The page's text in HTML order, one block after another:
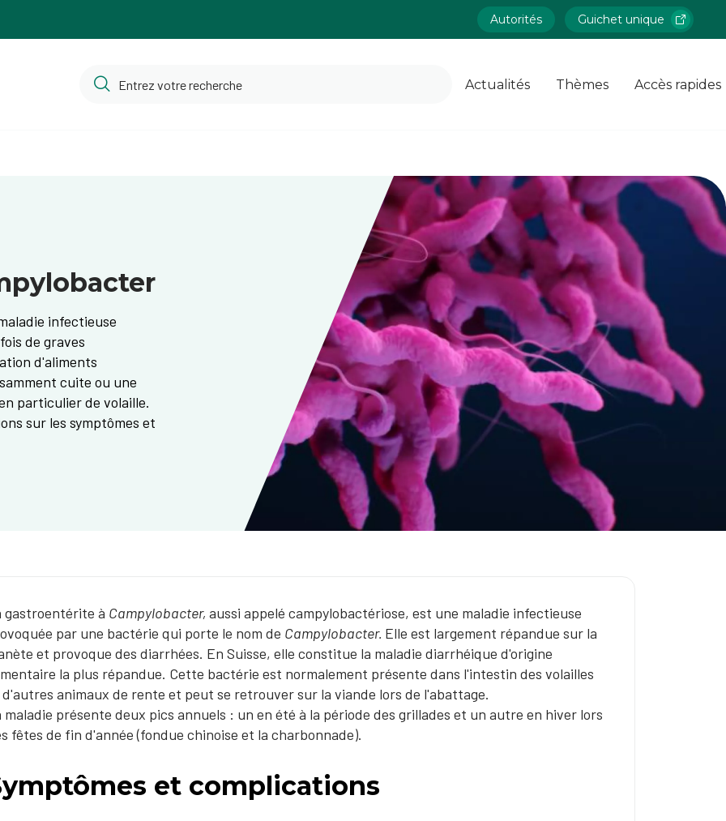
Autorités Guichet unique
Actualités Thèmes Accès rapides
infectieuse
de graves
d'aliments
cuite ou une
particulier de volaille.
sur les symptômes et
gastroentérite à Campylobacter, aussi appelé campylobactériose, est une maladie infectieuse
par une bactérie qui porte le nom de Campylobacter. Elle est largement répandue sur la
et provoque des diarrhées. En Suisse, elle constitue la maladie diarrhéique d'origine
la plus répandue. Cette bactérie est normalement présente dans l'intestin des volailles
animaux de rente et peut se retrouver sur la viande lors de l'abattage.
maladie présente deux pics annuels : un en été à la période des grillades et un autre en hiver lors
fêtes de fin d'année (fondue chinoise et la charbonnade).
et complications